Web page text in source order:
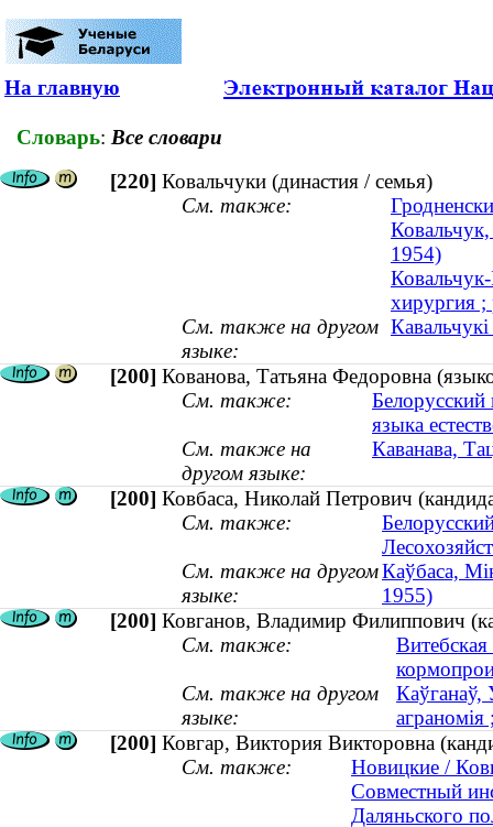
На главную
Словарь: Все словари
[220] Ковальчуки (династия / семья)
См. также:
1954)
хирургия
См. также на другом
языке:
[200] Кованова, Татьяна Федоровна
См. также:
Белорусский
языка
См. также на
другом языке:
Каванава,
[200] Ковбаса, Николай Петрович
См. также:
См. также на другом
языке:
Каўбаса,
1955)
[200] Ковганов, Владимир Филиппович
См. также:
См. также на другом
языке:
Каўганаў,
[200] Ковгар, Виктория Викторовна
См. также:
Новицкие /
Совместный
Даляньского